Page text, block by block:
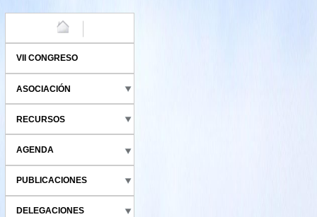
VII CONGRESO
ASOCIACIÓN
RECURSOS
AGENDA
PUBLICACIONES
DELEGACIONES